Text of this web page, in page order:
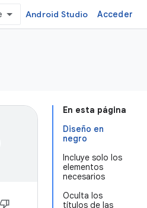
Android Studio Acceder
En esta página
Diseño en
negro
Incluye solo los
elementos
necesarios
Oculta los
títulos de las